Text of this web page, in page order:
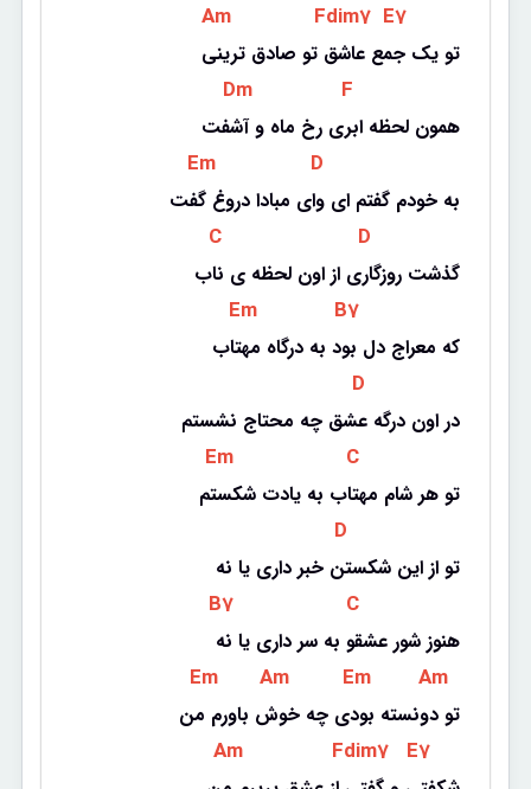
Am Fdim7 E7
تو یک جمع عاشق تو صادق ترینی
Dm F
همون لحظه ابری رخ ماه و آشفت
Em D
به خودم گفتم ای وای مبادا دروغ گفت
C D
گذشت روزگاری از اون لحظه ی ناب
Em B7
که معراج دل بود به درگاه مهتاب
D
در اون درگه عشق چه محتاج نشستم
Em C
تو هر شام مهتاب به یادت شکستم
D
تو از این شکستن خبر داری یا نه
B7 C
هنوز شور عشقو به سر داری یا نه
Em Am Em Am
تو دونسته بودی چه خوش باورم من
Am Fdim7 E7